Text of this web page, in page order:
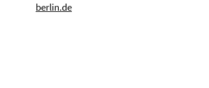
berlin.de